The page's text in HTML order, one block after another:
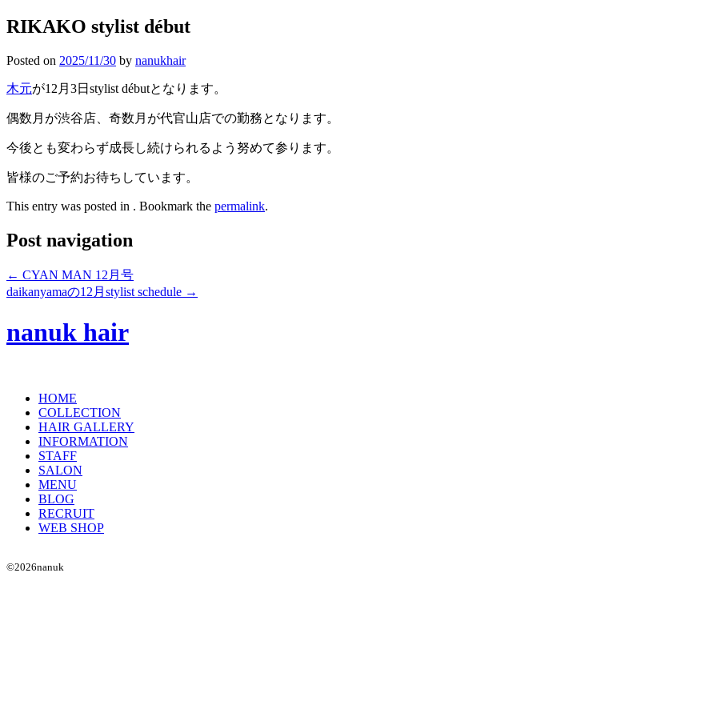
RIKAKO stylist début
Posted on 2025/11/30 by nanukhair
木元が12月3日stylist débutとなります。
偶数月が渋谷店、奇数月が代官山店での勤務となります。
今後とも変わらず成長し続けられるよう努めて参ります。
皆様のご予約お待ちしています。
This entry was posted in . Bookmark the permalink.
Post navigation
← CYAN MAN 12月号
daikanyamaの12月stylist schedule →
nanuk hair
HOME
COLLECTION
HAIR GALLERY
INFORMATION
STAFF
SALON
MENU
BLOG
RECRUIT
WEB SHOP
©2026nanuk